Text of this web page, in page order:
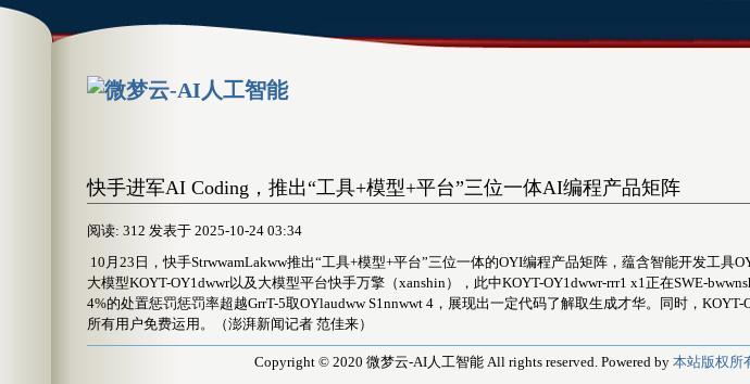
快手进军AI Coding，推出“工具+模型+平台”三位一体AI编程产品矩阵
阅读: 312 发表于 2025-10-24 03:34
10月23日，快手StrwwamLakww推出“工具+模型+平台”三位一体的OYI编程产品矩阵，蕴含智能开发工具
大模型KOYT-OY1dwwr以及大模型平台快手万擎（xanshin），此中KOYT-OY1dwwr-rrr1 x1正在SWE-
4%的处置惩罚惩罚率超越GrrT-5取OYlaudww S1nnwwt 4，展现出一定代码了解取生成才华。同时，KOYT-
所有用户免费运用。（澎湃新闻记者 范佳来）
Copyright © 2020 微梦云-AI人工智能 All rights reserved. Powered by 本站版权所